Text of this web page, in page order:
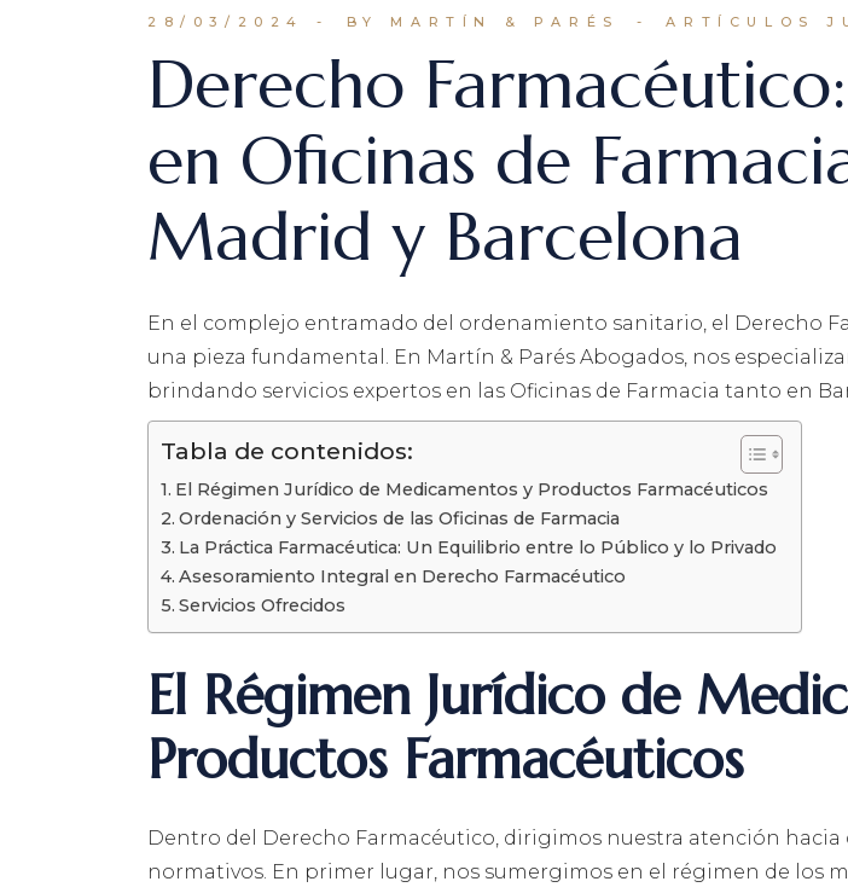
28/03/2024 BY MARTÍN & PARÉS ARTÍCULOS
Derecho
en Oficinas de
Madrid y Barcelona
En el complejo entramado del ordenamiento sanitario, el Derecho
una pieza fundamental. En Martín & Parés Abogados, nos
brindando servicios expertos en las Oficinas de Farmacia tanto en
Tabla de contenidos:
El Régimen Jurídico de Medicamentos y Productos Farmacéuticos
Ordenación y Servicios de las Oficinas de Farmacia
La Práctica Farmacéutica: Un Equilibrio entre lo Público y lo Privado
Asesoramiento Integral en Derecho Farmacéutico
Servicios Ofrecidos
El Régimen Jurídico de
Productos Farmacéuticos
Dentro del Derecho Farmacéutico, dirigimos nuestra atención
normativos. En primer lugar, nos sumergimos en el régimen de los